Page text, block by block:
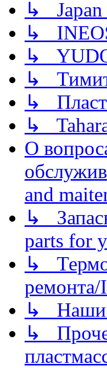
↳ Japan
↳
↳
↳
↳
↳
О
and
↳
parts for
↳
↳ Наши
↳